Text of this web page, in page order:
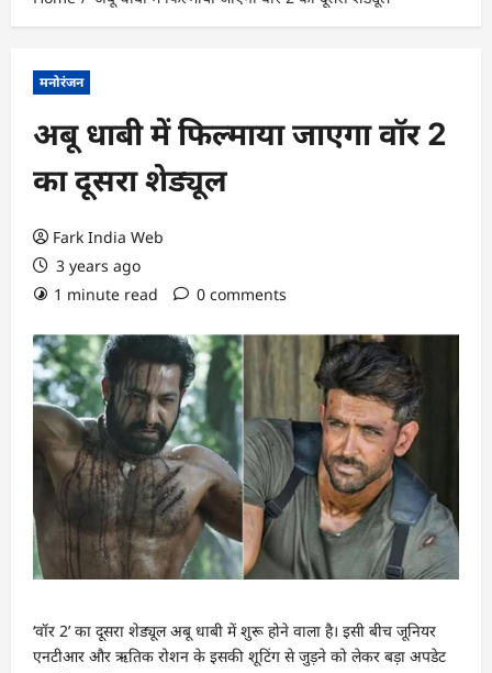
मनोरंजन
अबू धाबी में फिल्माया जाएगा वॉर 2
का दूसरा शेड्यूल
Fark India Web
3 years ago
1 minute read
0 comments
‘वॉर 2’ का दूसरा शेड्यूल अबू धाबी में शुरू होने वाला है। इसी बीच जूनियर
एनटीआर और ऋतिक रोशन के इसकी शूटिंग से जुड़ने को लेकर बड़ा अपडेट